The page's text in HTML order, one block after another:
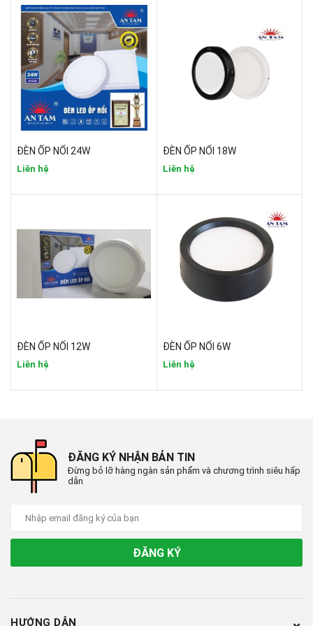
ĐÈN ỐP NỔI 24W
Liên hệ
ĐÈN ỐP NỔI 18W
Liên hệ
ĐÈN ỐP NỔI 12W
Liên hệ
ĐÈN ỐP NỔI 6W
Liên hệ
ĐĂNG KÝ NHẬN BẢN TIN
Đừng bỏ lỡ hàng ngàn sản phẩm và chương trình siêu hấp
dẫn
ĐĂNG KÝ
HƯỚNG DẪN